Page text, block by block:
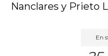
Nanclares y Prieto
En